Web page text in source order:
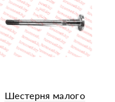
Шестерня малого